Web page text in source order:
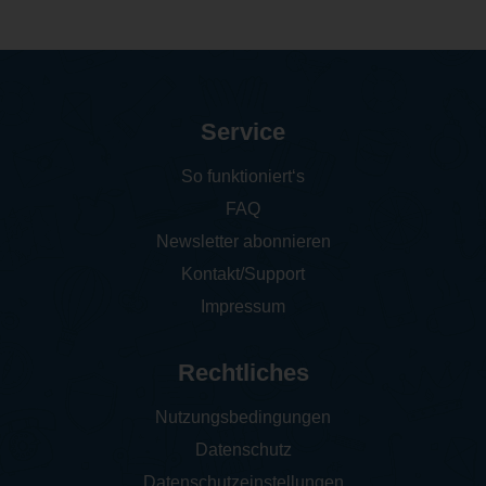
Service
So funktioniert‘s
FAQ
Newsletter abonnieren
Kontakt/Support
Impressum
Rechtliches
Nutzungsbedingungen
Datenschutz